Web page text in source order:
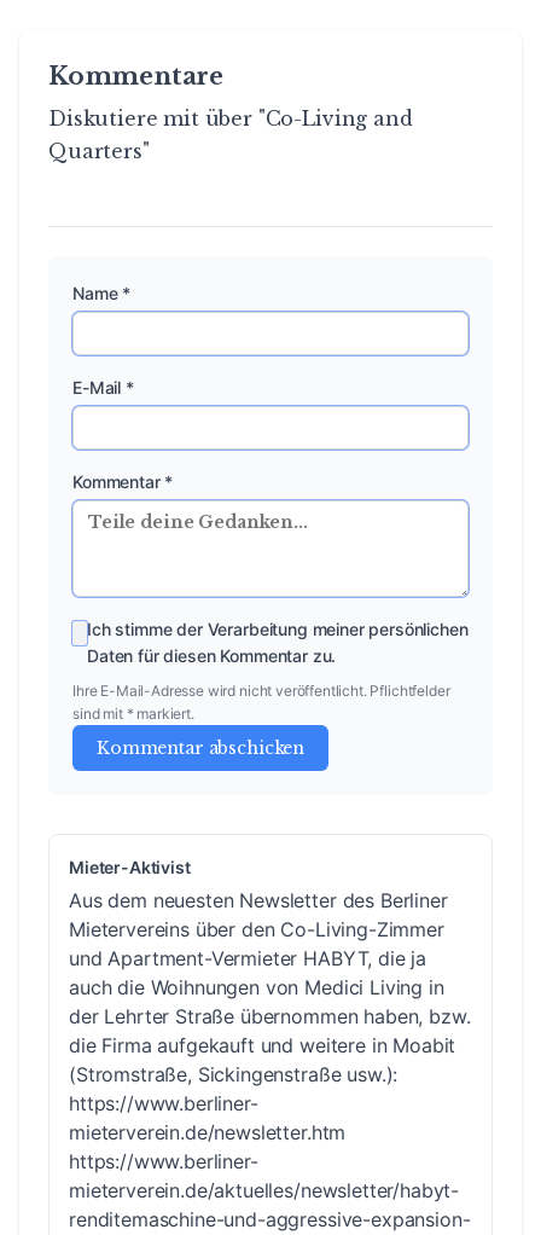
Kommentare
Diskutiere mit über "Co-Living and
Quarters"
Name *
E-Mail *
Kommentar *
Ich stimme der Verarbeitung meiner persönlichen
Daten für diesen Kommentar zu.
Ihre E-Mail-Adresse wird nicht veröffentlicht. Pflichtfelder
sind mit * markiert.
Kommentar abschicken
Mieter-Aktivist
Aus dem neuesten Newsletter des Berliner
Mietervereins über den Co-Living-Zimmer
und Apartment-Vermieter HABYT, die ja
auch die Woihnungen von Medici Living in
der Lehrter Straße übernommen haben, bzw.
die Firma aufgekauft und weitere in Moabit
(Stromstraße, Sickingenstraße usw.):
https://www.berliner-
mieterverein.de/newsletter.htm
https://www.berliner-
mieterverein.de/aktuelles/newsletter/habyt-
renditemaschine-und-aggressive-expansion-